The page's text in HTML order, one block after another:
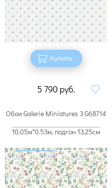
Купить
5 790 руб.
Обои Galerie Miniatures 3 G68714
10.05м*0.53м, подгон 13.25см